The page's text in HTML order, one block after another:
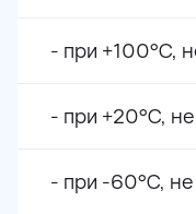
- при +100°С,
- при +20°С,
- при -60°С,